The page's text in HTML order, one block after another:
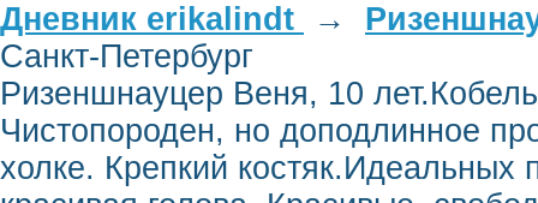
Дневник erikalindt →
Санкт-Петербург
Ризеншнауцер Веня, 10
Чистопороден, но доподлинное
холке. Крепкий костяк.Идеальных